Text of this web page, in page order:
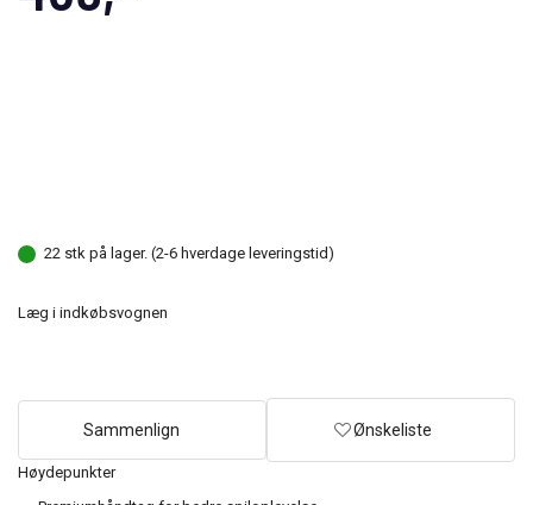
Høydepunkter
22 stk på lager. (2-6 hverdage leveringstid)
Læg i indkøbsvognen
Sammenlign Ønskeliste